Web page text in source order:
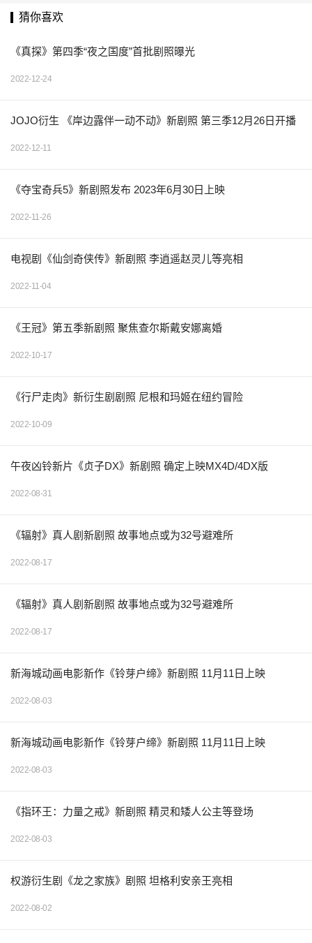
猜你喜欢
《真探》第四季“夜之国度”首批剧照曝光
2022-12-24
JOJO衍生 《岸边露伴一动不动》新剧照 第三季12月26日开播
2022-12-11
《夺宝奇兵5》新剧照发布 2023年6月30日上映
2022-11-26
电视剧《仙剑奇侠传》新剧照 李逍遥赵灵儿等亮相
2022-11-04
《王冠》第五季新剧照 聚焦查尔斯戴安娜离婚
2022-10-17
《行尸走肉》新衍生剧剧照 尼根和玛姬在纽约冒险
2022-10-09
午夜凶铃新片《贞子DX》新剧照 确定上映MX4D/4DX版
2022-08-31
《辐射》真人剧新剧照 故事地点或为32号避难所
2022-08-17
《辐射》真人剧新剧照 故事地点或为32号避难所
2022-08-17
新海城动画电影新作《铃芽户缔》新剧照 11月11日上映
2022-08-03
新海城动画电影新作《铃芽户缔》新剧照 11月11日上映
2022-08-03
《指环王：力量之戒》新剧照 精灵和矮人公主等登场
2022-08-03
权游衍生剧《龙之家族》剧照 坦格利安亲王亮相
2022-08-02